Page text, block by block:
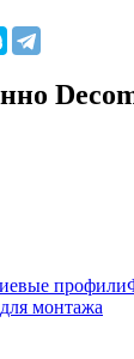
профили
монтажа